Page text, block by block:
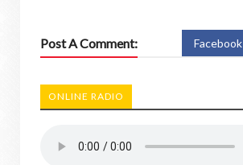
Post A Comment: Facebook
ONLINE RADIO